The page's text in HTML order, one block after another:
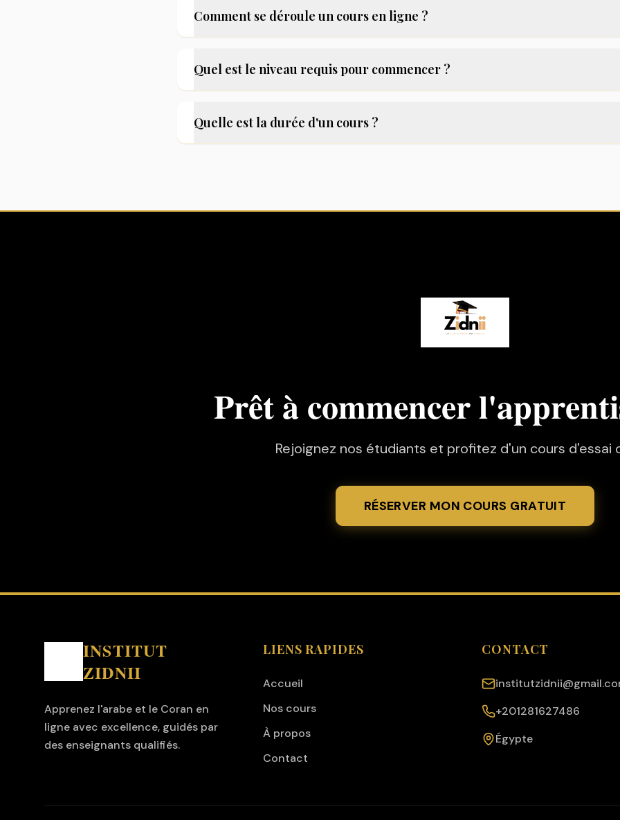
Comment se déroule un cours en ligne ?
Quel est le niveau requis pour commencer ?
Quelle est la durée d'un cours ?
Prêt à commencer
Rejoignez nos étudiants et profitez d'un cours d'essai
RÉSERVER MON COURS GRATUIT
INSTITUT
ZIDNII
Apprenez l'arabe et le Coran en
ligne avec excellence, guidés par
des enseignants qualifiés.
LIENS RAPIDES
Accueil
Nos cours
À propos
Contact
CONTACT
+201281627486
Égypte